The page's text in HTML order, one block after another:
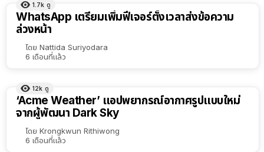
1.7k ดู
WhatsApp เตรียมเพิ่มฟีเจอร์ตั้งเวลาส่งข้อความ
ล่วงหน้า
โดย Nattida Suriyodara
6 เดือนที่แล้ว
12k ดู
‘Acme Weather’ แอปพยากรณ์อากาศรูปแบบใหม่
จากผู้พัฒนา Dark Sky
โดย Krongkwun Rithiwong
6 เดือนที่แล้ว